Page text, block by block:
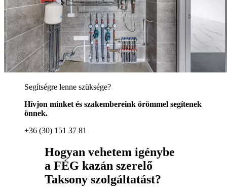
Segítségre lenne szüksége?
Hívjon minket és szakembereink örömmel segítenek
önnek.
+36 (30) 151 37 81
Hogyan vehetem igénybe
a FÉG kazán szerelő
Taksony szolgáltatást?